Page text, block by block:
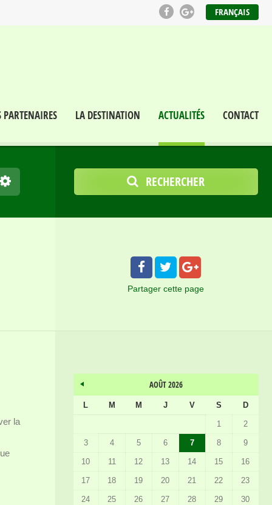
FRANÇAIS
PARTENAIRES LA DESTINATION ACTUALITÉS CONTACT
RECHERCHER
Partager cette page
la
AOÛT 2026
L M M J V S D
1 2
3 4 5 6 7 8 9
10 11 12 13 14 15 16
17 18 19 20 21 22 23
24 25 26 27 28 29 30